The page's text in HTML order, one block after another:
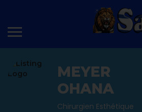
MEYER
OHANA
Chirurgien Esthétique